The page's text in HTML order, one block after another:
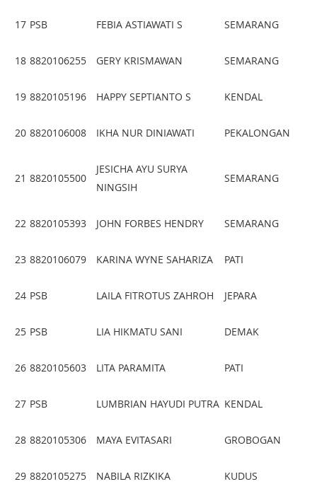
17 PSB FEBIA ASTIAWATI S SEMARANG
18 8820106255 GERY KRISMAWAN SEMARANG
19 8820105196 HAPPY SEPTIANTO S KENDAL
20 8820106008 IKHA NUR DINIAWATI PEKALONGAN
21 8820105500
JESICHA AYU SURYA
NINGSIH
SEMARANG
22 8820105393 JOHN FORBES HENDRY SEMARANG
23 8820106079 KARINA WYNE SAHARIZA PATI
24 PSB LAILA FITROTUS ZAHROH JEPARA
25 PSB LIA HIKMATU SANI DEMAK
26 8820105603 LITA PARAMITA PATI
27 PSB LUMBRIAN HAYUDI PUTRA KENDAL
28 8820105306 MAYA EVITASARI GROBOGAN
29 8820105275 NABILA RIZKIKA KUDUS